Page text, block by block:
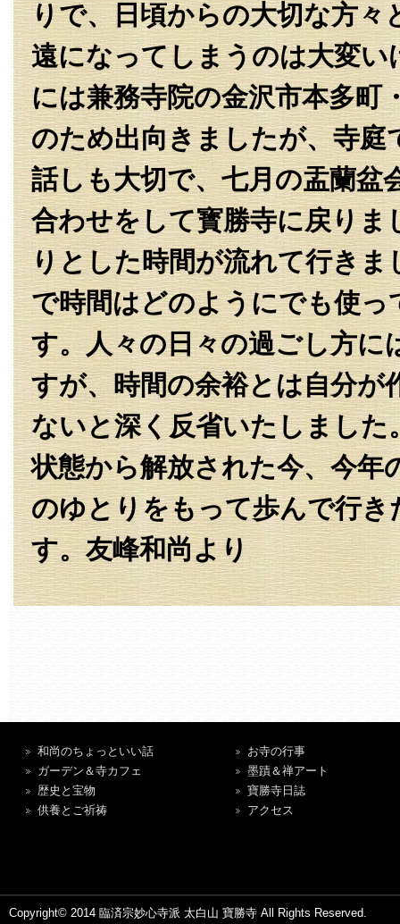
りで、日頃からの大切な方々
遠になってしまうのは大変い
には兼務寺院の金沢市本多町
のため出向きましたが、寺庭
話しも大切で、七月の盂蘭盆
合わせをして寳勝寺に戻りま
りとした時間が流れて行きま
で時間はどのようにでも使っ
す。人々の日々の過ごし方に
すが、時間の余裕とは自分が
ないと深く反省いたしました
状態から解放された今、今年
のゆとりをもって歩んで行
す。友峰和尚より
和尚のちょっといい話
ガーデン＆寺カフェ
歴史と宝物
供養とご祈祷
お寺の行事
墨蹟＆禅アート
寶勝寺日誌
アクセス
Copyright© 2014 臨済宗妙心寺派 太白山 寶勝寺 All Rights Reserved.